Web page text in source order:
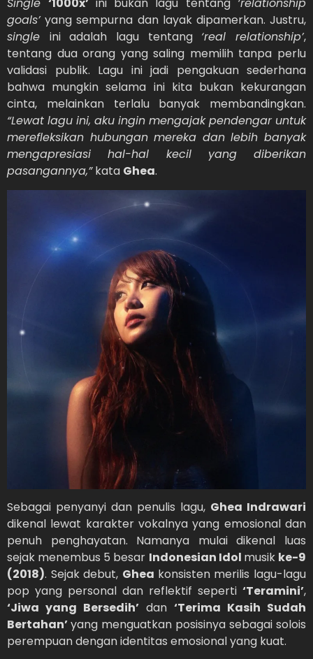
Single‘1000x’ ini bukan lagu tentang ‘relationship
goals’yang sempurna dan layak dipamerkan. Justru,
single ini adalah lagu tentang ‘real relationship’,
tentang dua orang yang saling memilih tanpa perlu
validasi publik. Lagu ini jadi pengakuan sederhana
bahwa mungkin selama ini kita bukan kekurangan
cinta, melainkan terlalu banyak membandingkan.
“Lewat lagu ini, aku ingin mengajak pendengar untuk
merefleksikan hubungan mereka dan lebih banyak
mengapresiasi hal-hal kecil yang diberikan
pasangannya,”kata Ghea.
Sebagai penyanyi dan penulis lagu, Ghea Indrawari
dikenal lewat karakter vokalnya yang emosional dan
penuh penghayatan. Namanya mulai dikenal luas
sejak menembus 5 besar Indonesian Idol musik ke-9
(2018). Sejak debut, Ghea konsisten merilis lagu-lagu
pop yang personal dan reflektif seperti ‘Teramini’,
‘Jiwa yang Bersedih’ dan ‘Terima Kasih Sudah
Bertahan’yang menguatkan posisinya sebagai solois
perempuan dengan identitas emosional yang kuat.